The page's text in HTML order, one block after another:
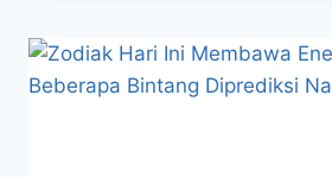
2026:
PELUANG
BARU,